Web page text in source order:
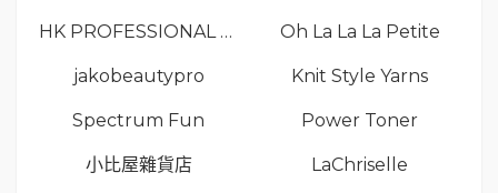
HK PROFESSIONAL TV LIMITED Oh La La La Petite
jakobeautypro Knit Style Yarns
Spectrum Fun Power Toner
小比屋雜貨店 LaChriselle